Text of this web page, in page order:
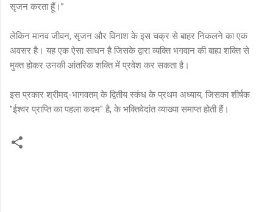
सृजन करता हूँ।”
लेकिन मानव जीवन, सृजन और विनाश के इस चक्र से बाहर निकलने का एक
अवसर है। यह एक ऐसा साधन है जिसके द्वारा व्यक्ति भगवान की बाह्य शक्ति से
मुक्त होकर उनकी आंतरिक शक्ति में प्रवेश कर सकता है।
इस प्रकार श्रीमद्-भागवतम् के द्वितीय स्कंध के प्रथम अध्याय, जिसका शीर्षक
"ईश्वर प्राप्ति का पहला कदम" है, के भक्तिवेदांत व्याख्या समाप्त होती हैं।